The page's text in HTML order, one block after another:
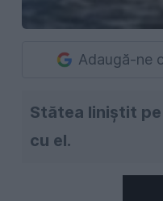
Adaugă-ne
Stătea liniștit
cu el.